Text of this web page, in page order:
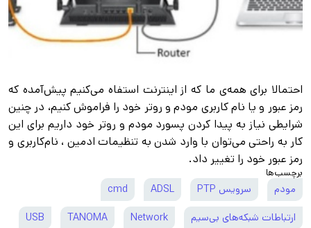
احتمالا برای همه‌ی ما که از اینترنت استفاه می‌کنیم پیش‌آمده که
رمز‌ عبور و یا نام‌ کاربری مودم و روتر خود را فراموش کنیم، در چنین
شرایطی نیاز به پیدا کردن پسورد مودم و روتر خود داریم برای این
کار به راحتی می‌توان با وارد شدن به تنظیمات ادمین ، نام‌کاربری و
رمز عبور خود را تغییر داد.
برچسب‌ها
مودم سرویس PTP ADSL
cmd
ارتباطات شبکه‌های بی‌سیم Network
TANOMA
USB